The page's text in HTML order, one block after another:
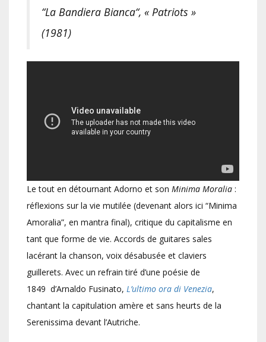
“La Bandiera Bianca“, « Patriots »
(1981)
Le tout en détournant Adorno et son Minima Moralia :
réflexions sur la vie mutilée (devenant alors ici “Minima
Amoralia”, en mantra final), critique du capitalisme en
tant que forme de vie. Accords de guitares sales
lacérant la chanson, voix désabusée et claviers
guillerets. Avec un refrain tiré d’une poésie de
1849 d’Arnaldo Fusinato, L’ultimo ora di Venezia,
chantant la capitulation amère et sans heurts de la
Serenissima devant l’Autriche.